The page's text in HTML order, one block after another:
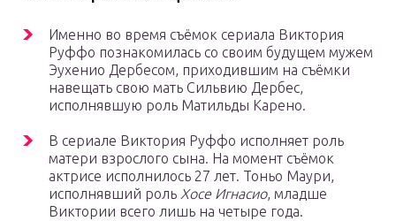
Именно во время съёмок сериала Виктория
Руффо познакомилась со своим будущем мужем
Эухенио Дербесом, приходившим на съёмки
навещать свою мать Сильвию Дербес,
исполнявшую роль Матильды Карено.
В сериале Виктория Руффо исполняет роль
матери взрослого сына. На момент съёмок
актрисе исполнилось 27 лет. Тоньо Маури,
исполнявший роль Хосе Игнасио, младше
Виктории всего лишь на четыре года.